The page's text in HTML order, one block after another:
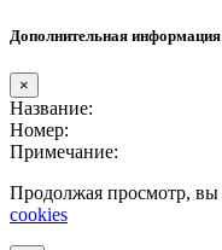
Дополнительная информация
×
Название:
Номер:
Примечание:
Продолжая просмотр, вы
cookies